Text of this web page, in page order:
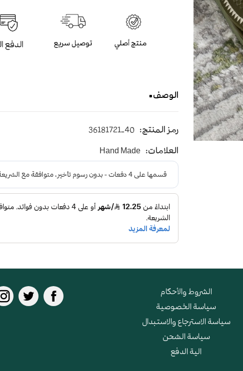
الوصف
يأتي بأرضية متوسطة الإرتفاع باللون الزيتي
و طبقة اسفنجية عالية الجودة لتعطي شعور بالراحة
رمز المنتج: 36181721-40
العلامات: Hand Made
الشروط والأحكام
سياسة الخصوصية
سياسة الاسترجاع والاستبدال
سياسة الشحن
الية الدفع